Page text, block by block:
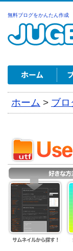
無料ブログをかんたん作成
ホーム > ブロ